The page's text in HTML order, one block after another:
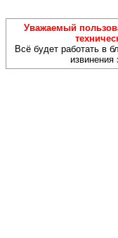
Уважаемый
Всё будет работать в
извинения